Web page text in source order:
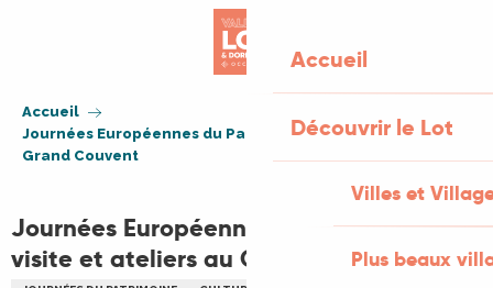
Accueil
Découvrir le Lot
Villes et
Plus beaux
Accueil
Journées Européennes du Patrimoine - visite et ateliers au
Grand Couvent
Journées Européennes du Patrimoine -
visite et ateliers au Grand Couvent